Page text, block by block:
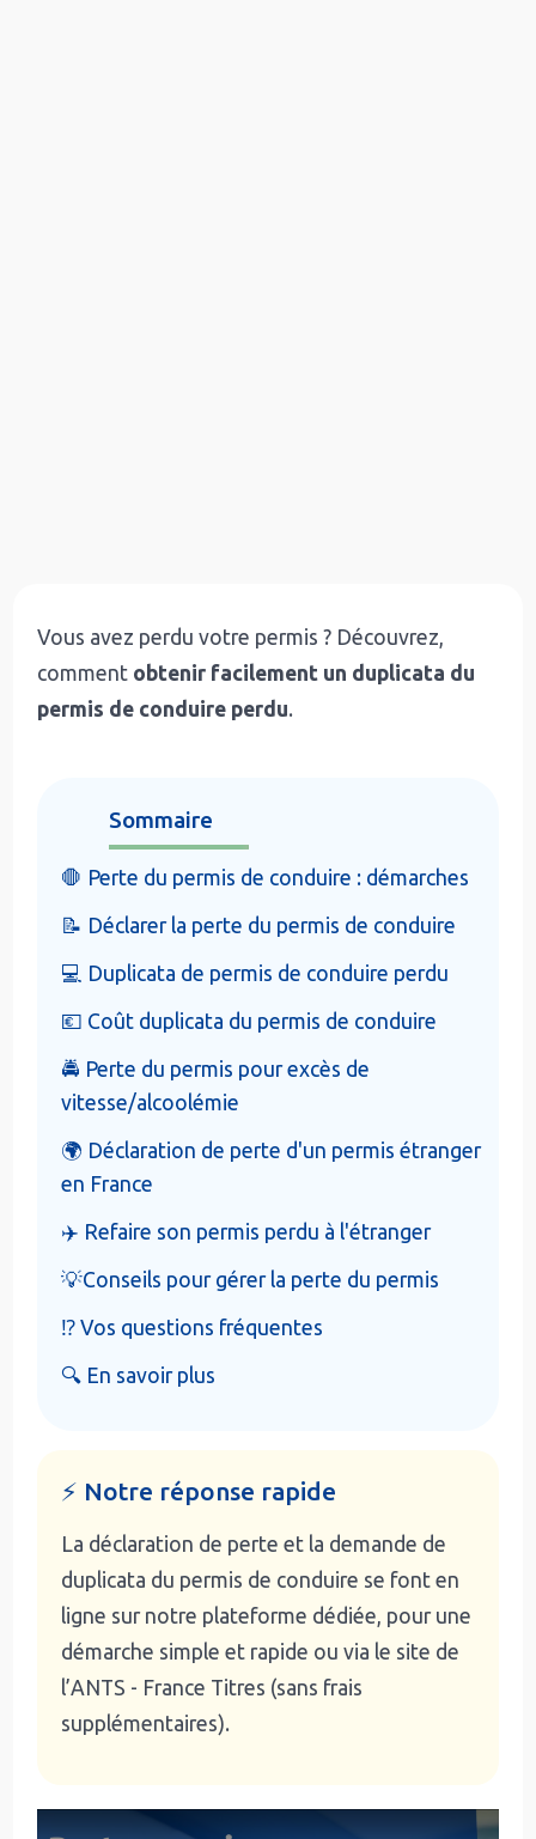
Vous avez perdu votre permis ? Découvrez,
comment obtenir facilement un duplicata du
permis de conduire perdu.
Sommaire
🛑 Perte du permis de conduire : démarches
📝 Déclarer la perte du permis de conduire
💻 Duplicata de permis de conduire perdu
💶 Coût duplicata du permis de conduire
🚔 Perte du permis pour excès de
vitesse/alcoolémie
🌍 Déclaration de perte d'un permis étranger
en France
✈️ Refaire son permis perdu à l'étranger
💡Conseils pour gérer la perte du permis
⁉️ Vos questions fréquentes
🔍 En savoir plus
⚡ Notre réponse rapide
La déclaration de perte et la demande de
duplicata du permis de conduire se font en
ligne sur notre plateforme dédiée, pour une
démarche simple et rapide ou via le site de
l’ANTS - France Titres (sans frais
supplémentaires).